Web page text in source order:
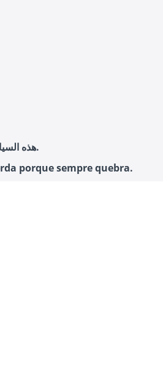
هذه السيارة قذرة لأنها تتعطل دائمًا.
porque sempre quebra.